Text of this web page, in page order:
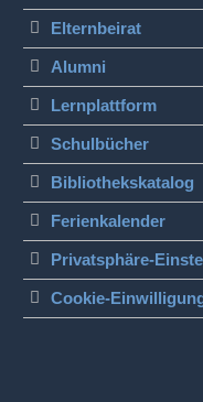
Elternbeirat
Alumni
Lernplattform
Schulbücher
Bibliothekskatalog
Ferienkalender
Privatsphäre-
Cookie-